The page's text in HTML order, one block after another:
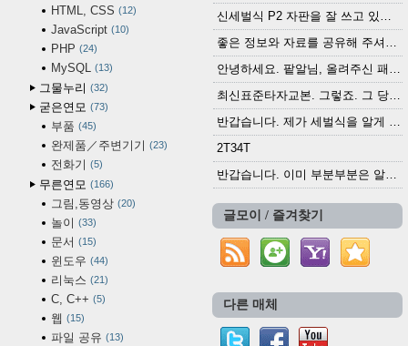
HTML, CSS 12
JavaScript 10
PHP 24
MySQL 13
그물누리 32
굳은연모 73
부품 45
완제품／주변기기 23
전화기 5
무른연모 166
그림,동영상 20
놀이 33
문서 15
윈도우 44
리눅스 21
C, C++ 5
웹 15
파일 공유 13
신세벌식 P2 자판을 잘 쓰고 있습니다. 쓰기 편리...
좋은 정보와 자료를 공유해 주셔서 고맙습니다....
안녕하세요. 팥알님, 올려주신 패치 여러모로 감사...
최신표준타자교본. 그렇죠. 그 당시에 최신 표준...
반갑습니다. 제가 세벌식을 알게 되어 세벌식 써...
2T34T
반갑습니다. 이미 부분부분은 알려진 정보들이...
글모이 / 즐겨찾기
다른 매체